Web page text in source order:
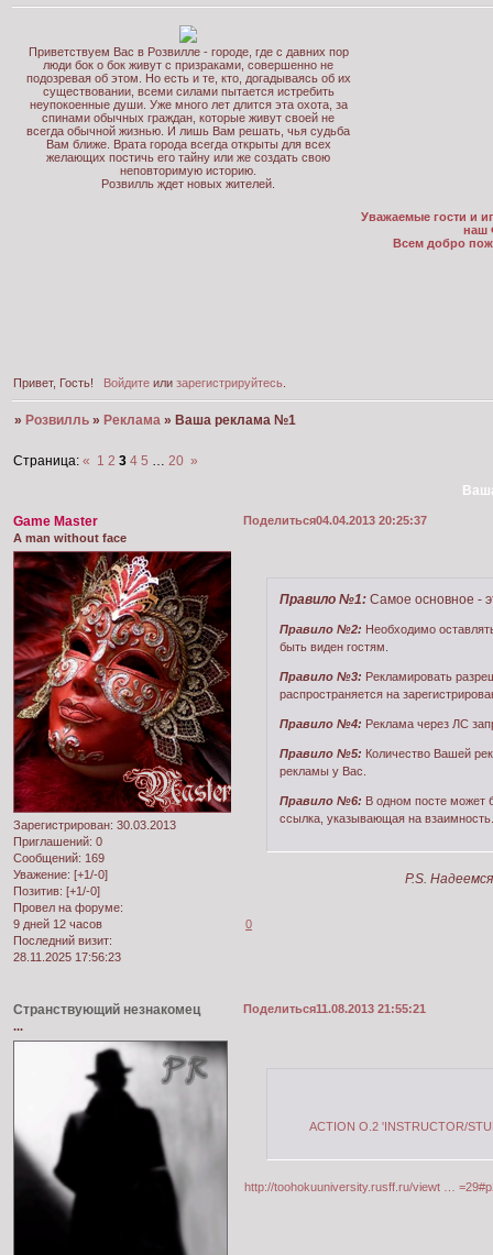
Приветствуем Вас в Розвилле - городе, где с давних пор
люди бок о бок живут с призраками, совершенно не
подозревая об этом. Но есть и те, кто, догадываясь об их
существовании, всеми силами пытается истребить
неупокоенные души. Уже много лет длится эта охота, за
спинами обычных граждан, которые живут своей не
всегда обычной жизнью. И лишь Вам решать, чья судьба
Вам ближе. Врата города всегда открыты для всех
желающих постичь его тайну или же создать свою
неповторимую историю.
Розвилль ждет новых жителей.
Уважаемые гости и
наш
Всем добро
Привет, Гость! Войдитеили зарегистрируйтесь.
» Розвилль » Реклама » Ваша реклама №1
Страница:« 1 2 3 4 5 20 »
Поделиться04.04.2013 20:25:37
Game Master
A man without face
Зарегистрирован: 30.03.2013
Приглашений: 0
Сообщений: 169
Уважение: [+1/-0]
Позитив: [+1/-0]
Провел на форуме:
9 дней 12 часов
Последний визит:
28.11.2025 17:56:23
Правило №1:Самое основное -
Правило №2: Необходимо
быть виден гостям.
Правило №3: Рекламировать
распространяется на
Правило №4: Реклама через ЛС
Правило №5: Количество Вашей
рекламы у Вас.
Правило №6: В одном посте может
ссылка, указывающая на взаимность.
P.S.
0
Поделиться11.08.2013 21:55:21
Странствующий незнакомец
...
ACTION O.2 'INSTRUCTOR/
http://toohokuuniversity.rusff.ru/viewt …